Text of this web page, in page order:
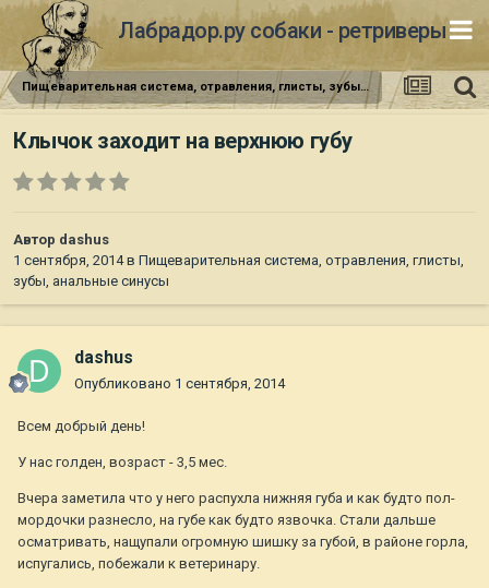
Лабрадор.ру собаки - ретриверы
Пищеварительная система, отравления, глисты, зубы, анальные синусы
Клычок заходит на верхнюю губу
Автор dashus
1 сентября, 2014в Пищеварительная система, отравления, глисты,
зубы, анальные синусы
dashus
Опубликовано 1 сентября, 2014
Всем добрый день!
У нас голден, возраст - 3,5 мес.
Вчера заметила что у него распухла нижняя губа и как будто пол-
мордочки разнесло, на губе как будто язвочка. Стали дальше
осматривать, нащупали огромную шишку за губой, в районе горла,
испугались, побежали к ветеринару.